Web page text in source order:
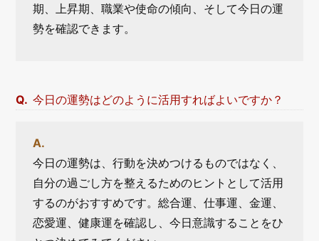
期、上昇期、職業や使命の傾向、そして今日の運
勢を確認できます。
今日の運勢はどのように活用すればよいですか？
今日の運勢は、行動を決めつけるものではなく、
自分の過ごし方を整えるためのヒントとして活用
するのがおすすめです。総合運、仕事運、金運、
恋愛運、健康運を確認し、今日意識することをひ